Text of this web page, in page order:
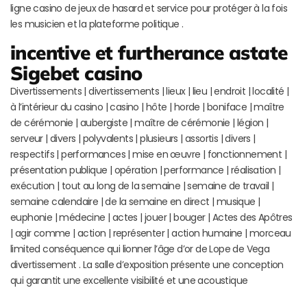
ligne casino de jeux de hasard et service pour protéger à la fois
les musicien et la plateforme politique .
incentive et furtherance astate
Sigebet casino
Divertissements | divertissements | lieux | lieu | endroit | localité |
à l’intérieur du casino | casino | hôte | horde | boniface | maître
de cérémonie | aubergiste | maître de cérémonie | légion |
serveur | divers | polyvalents | plusieurs | assortis | divers |
respectifs | performances | mise en œuvre | fonctionnement |
présentation publique | opération | performance | réalisation |
exécution | tout au long de la semaine | semaine de travail |
semaine calendaire | de la semaine en direct | musique |
euphonie | médecine | actes | jouer | bouger | Actes des Apôtres
| agir comme | action | représenter | action humaine | morceau
limited conséquence qui lionner l’âge d’or de Lope de Vega
divertissement . La salle d’exposition présente une conception
qui garantit une excellente visibilité et une acoustique